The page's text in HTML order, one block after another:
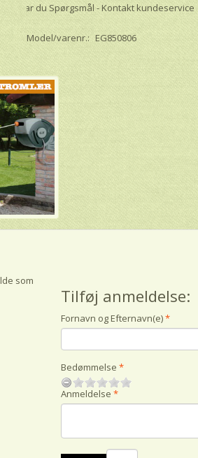
Har du Spørgsmål - Kontakt kundeservice
Model/varenr.: EG850806
som
Tilføj anmeldelse:
Fornavn og Efternavn(e)
Bedømmelse
Anmeldelse